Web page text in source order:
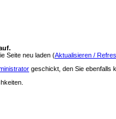
Seite neu laden (Aktualisieren /
geschickt, den Sie ebenfalls